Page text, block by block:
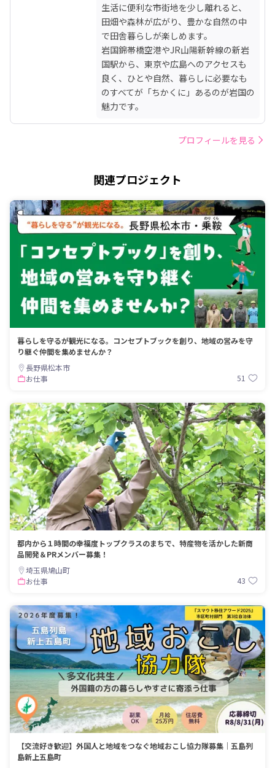
生活に便利な市街地を少し離れると、
田畑や森林が広がり、豊かな自然の中
で田舎暮らしが楽しめます。
岩国錦帯橋空港やJR山陽新幹線の新岩
国駅から、東京や広島へのアクセスも
良く、ひとや自然、暮らしに必要なも
のすべてが「ちかくに」あるのが岩国の
魅力です。
プロフィールを見る
関連プロジェクト
暮らしを守るが観光になる。コンセプトブックを創り、地域の営みを守
り継ぐ仲間を集めませんか？
長野県松本市
お仕事
51
都内から１時間の幸福度トップクラスのまちで、特産物を活かした新商
品開発＆PRメンバー募集！
埼玉県鳩山町
お仕事
43
【交流好き歓迎】外国人と地域をつなぐ地域おこし協力隊募集｜五島列
島新上五島町